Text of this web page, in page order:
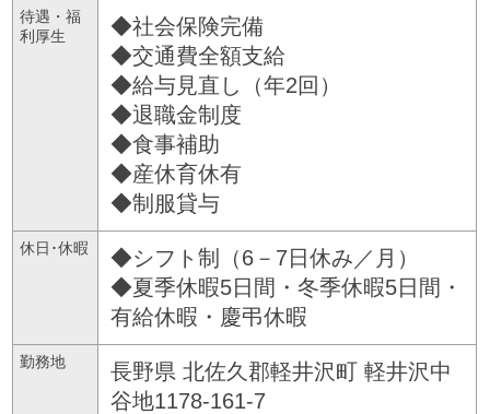
待遇・福
利厚生
◆社会保険完備
◆交通費全額支給
◆給与見直し（年2回）
◆退職金制度
◆食事補助
◆産休育休有
◆制服貸与
休日･休暇
◆シフト制（6－7日休み／月）
◆夏季休暇5日間・冬季休暇5日間・
有給休暇・慶弔休暇
勤務地 長野県 北佐久郡軽井沢町 軽井沢中
谷地1178-161-7